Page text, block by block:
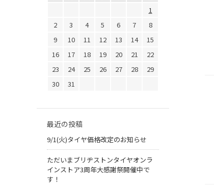
1
2
3 4 5 6 7
8
9
10 11 12 13 14
15
16
17 18 19 20 21
22
23
24 25 26 27 28
29
30
31
最近の投稿
9/1(火)タイヤ価格改定のお知らせ
ただいまブリヂストンタイヤオンラ
インストア3周年大感謝祭開催中で
す！